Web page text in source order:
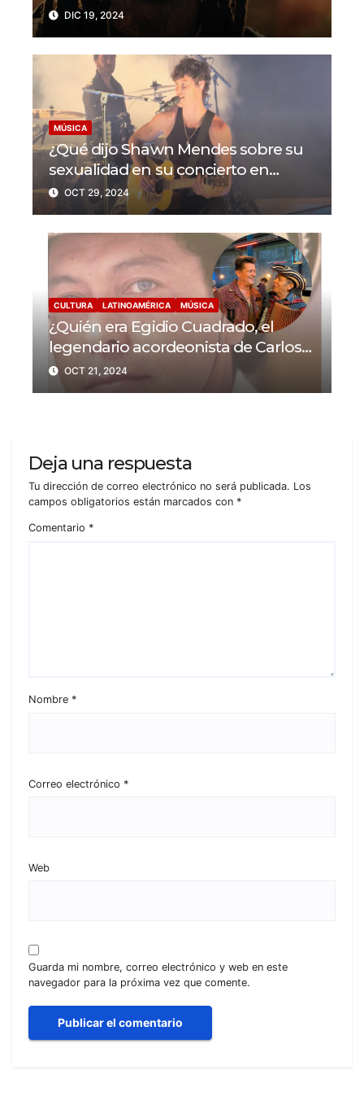
pandemia en EEUU?
DIC 19, 2024
MÚSICA
¿Qué dijo Shawn Mendes sobre su
sexualidad en su concierto en
Colorado?
OCT 29, 2024
CULTURA LATINOAMÉRICA MÚSICA
¿Quién era Egidio Cuadrado, el
legendario acordeonista de Carlos
Vives?
OCT 21, 2024
Deja una respuesta
Tu dirección de correo electrónico no será publicada. Los
campos obligatorios están marcados con *
Comentario *
Nombre *
Correo electrónico *
Web
Guarda mi nombre, correo electrónico y web en este
navegador para la próxima vez que comente.